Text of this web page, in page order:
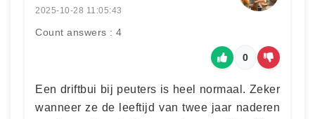
2025-10-28 11:05:43
Count answers : 4
0
Een driftbui bij peuters is heel normaal. Zeker
wanneer ze de leeftijd van twee jaar naderen